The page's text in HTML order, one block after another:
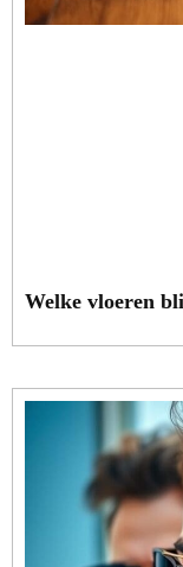
Welke vloeren